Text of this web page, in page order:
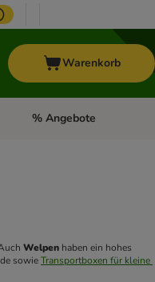
Warenkorb
Kategorie-Menü öffnen:
% Angebote
Welpen haben ein hohes
sowie Transportboxen für kleine